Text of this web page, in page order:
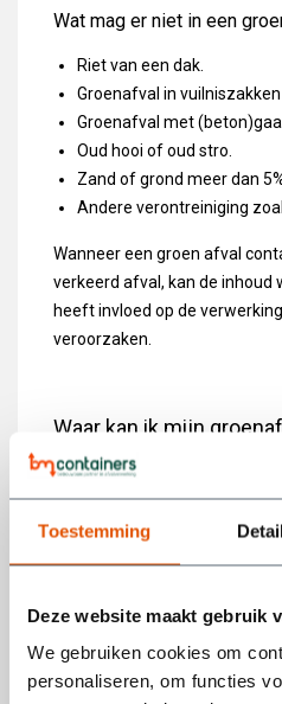
Toestemming
Deze website maakt gebruik
We gebruiken cookies om
personaliseren, om functies
Wat mag er niet in een
Riet van een dak.
Groenafval in
Groenafval met
Oud hooi of oud stro.
Zand of grond meer dan
Andere verontreiniging
Wanneer een groen afval
verkeerd afval, kan de inhoud
heeft invloed op de
veroorzaken.
Waar kan ik mijn
De vraag “waar kan ik mijn
van de hoeveelheid afval.
Je kunt groenafval kwijt bij:
De groene kliko (bij kleine
Een groenafval container
Bij grotere volumes is een